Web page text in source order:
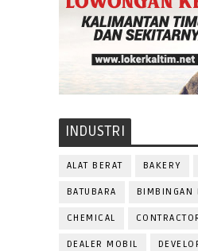
INDUSTRI
ALAT BERAT BAKERY
BATUBARA BIMBINGAN
CHEMICAL
DEALER MOBIL